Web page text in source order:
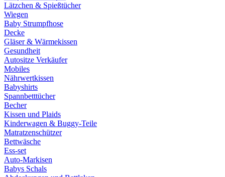
Lätzchen & Spießtücher
Wiegen
Baby Strumpfhose
Decke
Gläser & Wärmekissen
Gesundheit
Autositze Verkäufer
Mobiles
Nährwertkissen
Babyshirts
Spannbetttücher
Becher
Kissen und Plaids
Kinderwagen & Buggy-Teile
Matratzenschützer
Bettwäsche
Ess-set
Auto-Markisen
Babys Schals